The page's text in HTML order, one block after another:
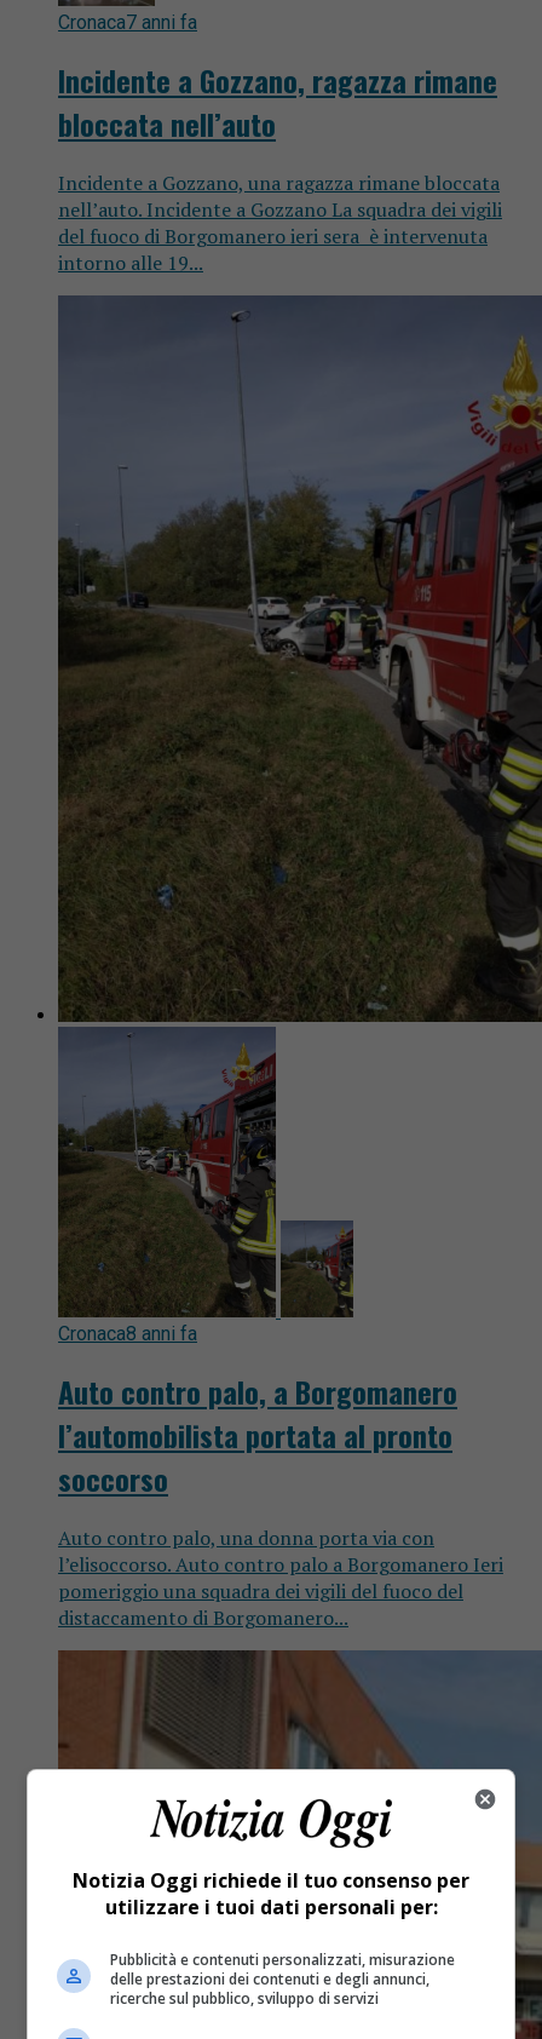
Cronaca7 anni fa
Incidente a Gozzano, ragazza rimane
bloccata nell’auto
Incidente a Gozzano, una ragazza rimane bloccata
nell’auto. Incidente a Gozzano La squadra dei vigili
del fuoco di Borgomanero ieri sera è intervenuta
intorno alle 19...
Cronaca8 anni fa
Auto contro palo, a Borgomanero
l’automobilista portata al pronto
soccorso
Auto contro palo, una donna porta via con
l’elisoccorso. Auto contro palo a Borgomanero Ieri
pomeriggio una squadra dei vigili del fuoco del
distaccamento di Borgomanero...
Notizia Oggi richiede il tuo consenso per
utilizzare i tuoi dati personali per:
Pubblicità e contenuti personalizzati, misurazione
delle prestazioni dei contenuti e degli annunci,
ricerche sul pubblico, sviluppo di servizi